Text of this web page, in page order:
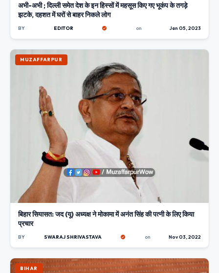
अभी-अभी ; दिल्ली समेत देश के इन हिस्सों में महसूस किए गए भूकंप के तगड़े
झटके, दहशत में घरों से बाहर निकले लोग
BY EDITOR on Jan 05, 2023
MUZAFFARPUR
बिहार सियासत: जद (यू) अध्यक्ष ने मोकामा में अनंत सिंह की पत्नी के लिए किया
प्रचार
BY SWARAJ SHRIVASTAVA on Nov 03, 2022
BIHAR